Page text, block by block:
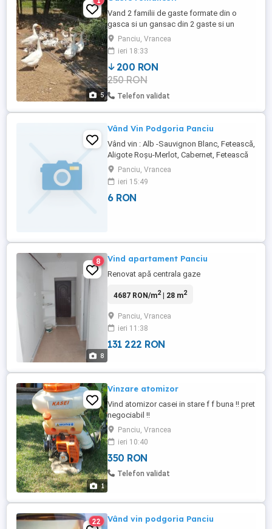
5
Vand 2 familii de gaste formate din o
gasca si un gansac din 2 gaste si un
gansac.Pretul este pe bucata.
Panciu, Vrancea
ieri 18:33
200 RON
250 RON
Telefon validat
Vând Vin Podgoria Panciu
Vând vin : Alb -Sauvignon Blanc, Fetească,
Aligote Roșu-Merlot, Cabernet, Fetească
Neagră Rose -Fetească Neagră
Panciu, Vrancea
ieri 15:49
6 RON
8
8 Vind apartament Panciu
Renovat apă centrala gaze
4687 RON/m2| 28 m2
Panciu, Vrancea
ieri 11:38
131 222 RON
1
Vinzare atomizor
Vind atomizor casei in stare f f buna !! pret
negociabil !!
Panciu, Vrancea
ieri 10:40
350 RON
Telefon validat
22 Vând vin podgoria Panciu